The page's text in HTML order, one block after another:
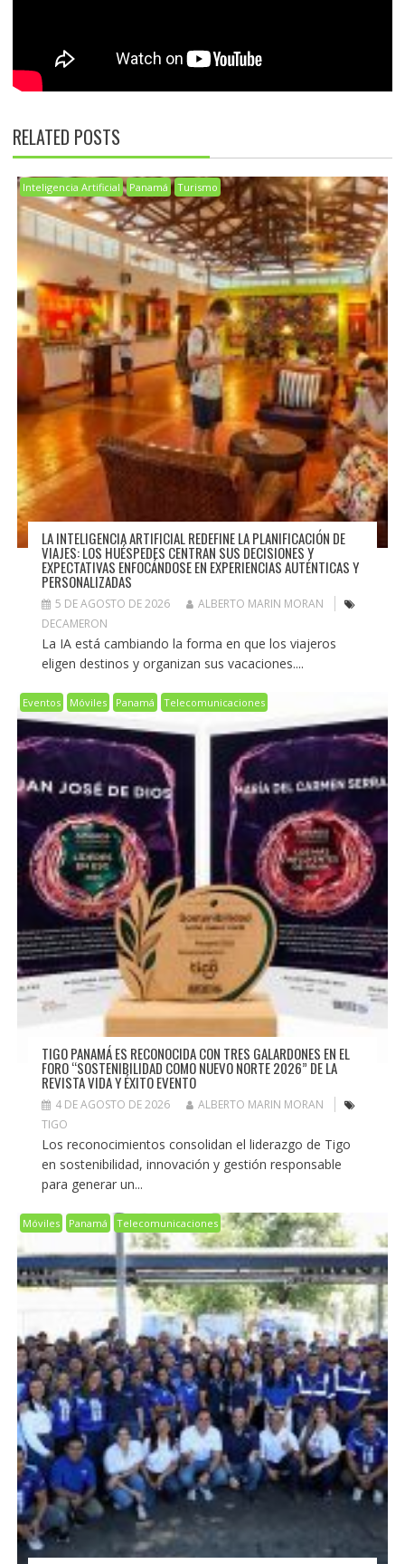
RELATED POSTS
Inteligencia Artificial Panamá Turismo
LA INTELIGENCIA ARTIFICIAL REDEFINE LA PLANIFICACIÓN DE
VIAJES: LOS HUÉSPEDES CENTRAN SUS DECISIONES Y
EXPECTATIVAS ENFOCÁNDOSE EN EXPERIENCIAS AUTÉNTICAS Y
PERSONALIZADAS
5 DE AGOSTO DE 2026
ALBERTO MARIN MORAN
DECAMERON
La IA está cambiando la forma en que los viajeros
eligen destinos y organizan sus vacaciones....
Eventos Móviles Panamá Telecomunicaciones
TIGO PANAMÁ ES RECONOCIDA CON TRES GALARDONES EN EL
FORO “SOSTENIBILIDAD COMO NUEVO NORTE 2026” DE LA
REVISTA VIDA Y ÉXITO EVENTO
4 DE AGOSTO DE 2026
ALBERTO MARIN MORAN
TIGO
Los reconocimientos consolidan el liderazgo de Tigo
en sostenibilidad, innovación y gestión responsable
para generar un...
Móviles Panamá Telecomunicaciones